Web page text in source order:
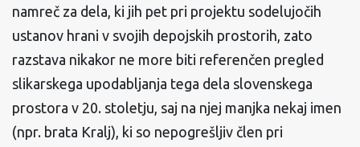
namreč za dela, ki jih pet pri projektu sodelujočih
ustanov hrani v svojih depojskih prostorih, zato
razstava nikakor ne more biti referenčen pregled
slikarskega upodabljanja tega dela slovenskega
prostora v 20. stoletju, saj na njej manjka nekaj imen
(npr. brata Kralj), ki so nepogrešljiv člen pri